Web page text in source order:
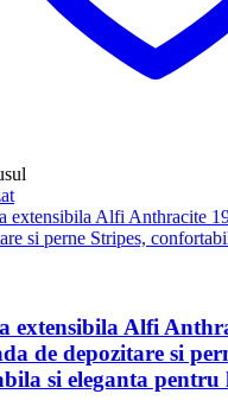
extensibila Alfi
de depozitare si
si eleganta pentru